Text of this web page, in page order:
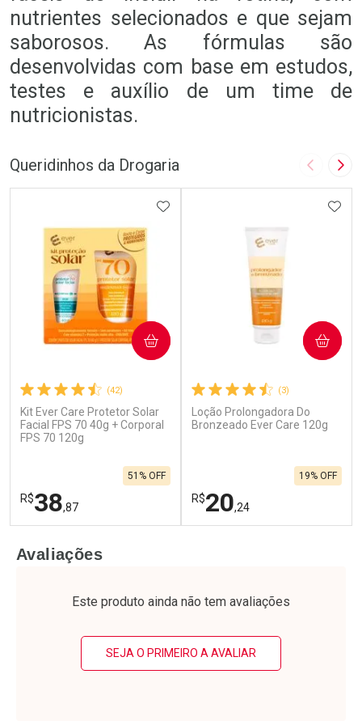
nutrientes selecionados e que sejam
saborosos. As fórmulas são
desenvolvidas com base em estudos,
testes e auxílio de um time de
nutricionistas.
Queridinhos da Drogaria Imagem
(42)
Kit Ever Care Protetor Solar
Facial FPS 70 40g + Corporal
FPS 70 120g
R$38,87
51% OFF
ADICIONAR AOS FAVORITOS
COMPRAR
Laboratório
Por Menos
(3)
Loção Prolongadora Do
Bronzeado Ever Care 120g
R$20,24
19% OFF
COMPRAR
Laboratório
Por Menos
Avaliações
Este produto ainda não tem avaliações
SEJA O PRIMEIRO A AVALIAR